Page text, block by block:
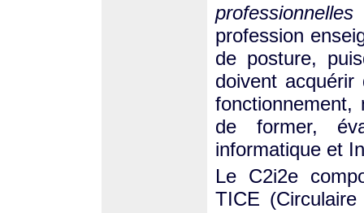
professionnelles
profession
de posture,
doivent acquérir
de former,
informatique et
Le C2i2e
TICE